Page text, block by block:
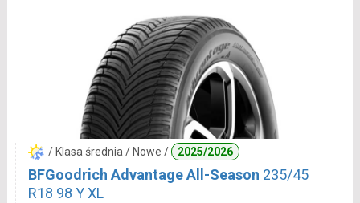
/ Klasa średnia / Nowe / 2025/2026
BFGoodrich Advantage All-Season 235/45
R18 98 Y XL